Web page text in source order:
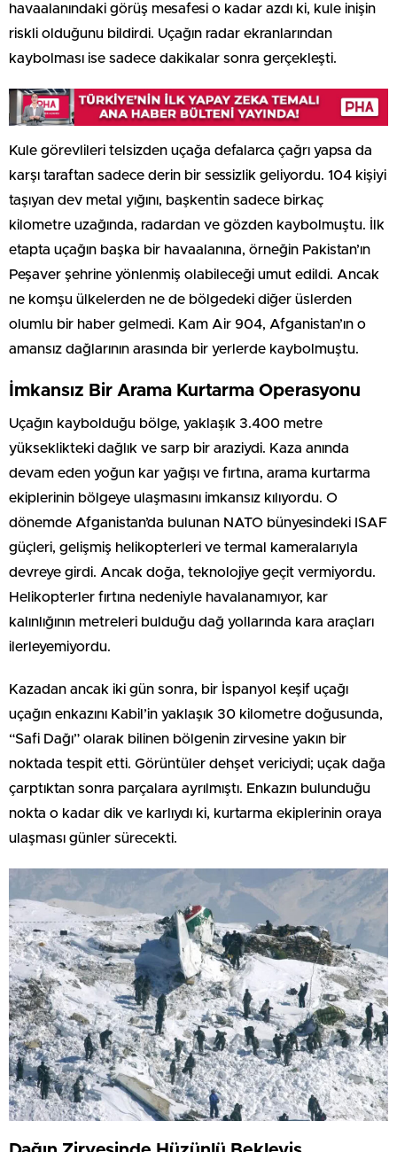
havaalanındaki görüş mesafesi o kadar azdı ki, kule inişin
riskli olduğunu bildirdi. Uçağın radar ekranlarından
kaybolması ise sadece dakikalar sonra gerçekleşti.
Kule görevlileri telsizden uçağa defalarca çağrı yapsa da
karşı taraftan sadece derin bir sessizlik geliyordu. 104 kişiyi
taşıyan dev metal yığını, başkentin sadece birkaç
kilometre uzağında, radardan ve gözden kaybolmuştu. İlk
etapta uçağın başka bir havaalanına, örneğin Pakistan’ın
Peşaver şehrine yönlenmiş olabileceği umut edildi. Ancak
ne komşu ülkelerden ne de bölgedeki diğer üslerden
olumlu bir haber gelmedi. Kam Air 904, Afganistan’ın o
amansız dağlarının arasında bir yerlerde kaybolmuştu.
İmkansız Bir Arama Kurtarma Operasyonu
Uçağın kaybolduğu bölge, yaklaşık 3.400 metre
yükseklikteki dağlık ve sarp bir araziydi. Kaza anında
devam eden yoğun kar yağışı ve fırtına, arama kurtarma
ekiplerinin bölgeye ulaşmasını imkansız kılıyordu. O
dönemde Afganistan’da bulunan NATO bünyesindeki ISAF
güçleri, gelişmiş helikopterleri ve termal kameralarıyla
devreye girdi. Ancak doğa, teknolojiye geçit vermiyordu.
Helikopterler fırtına nedeniyle havalanamıyor, kar
kalınlığının metreleri bulduğu dağ yollarında kara araçları
ilerleyemiyordu.
Kazadan ancak iki gün sonra, bir İspanyol keşif uçağı
uçağın enkazını Kabil’in yaklaşık 30 kilometre doğusunda,
“Safi Dağı” olarak bilinen bölgenin zirvesine yakın bir
noktada tespit etti. Görüntüler dehşet vericiydi; uçak dağa
çarptıktan sonra parçalara ayrılmıştı. Enkazın bulunduğu
nokta o kadar dik ve karlıydı ki, kurtarma ekiplerinin oraya
ulaşması günler sürecekti.